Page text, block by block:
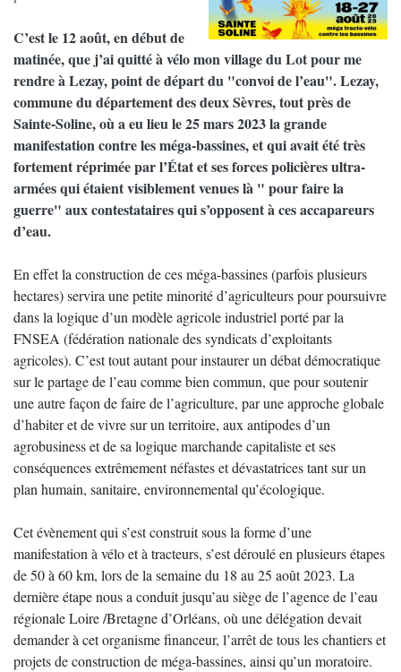
C’est le 12 août, en début de
matinée, que j’ai quitté à vélo mon village du Lot pour me
rendre à Lezay, point de départ du "convoi de l’eau". Lezay,
commune du département des deux Sèvres, tout près de
Sainte-Soline, où a eu lieu le 25 mars 2023 la grande
manifestation contre les méga-bassines, et qui avait été très
fortement réprimée par l’État et ses forces policières ultra-
armées qui étaient visiblement venues là " pour faire la
guerre" aux contestataires qui s’opposent à ces accapareurs
d’eau.
En effet la construction de ces méga-bassines (parfois plusieurs
hectares) servira une petite minorité d’agriculteurs pour poursuivre
dans la logique d’un modèle agricole industriel porté par la
FNSEA (fédération nationale des syndicats d’exploitants
agricoles). C’est tout autant pour instaurer un débat démocratique
sur le partage de l’eau comme bien commun, que pour soutenir
une autre façon de faire de l’agriculture, par une approche globale
d’habiter et de vivre sur un territoire, aux antipodes d’un
agrobusiness et de sa logique marchande capitaliste et ses
conséquences extrêmement néfastes et dévastatrices tant sur un
plan humain, sanitaire, environnemental qu’écologique.
Cet évènement qui s’est construit sous la forme d’une
manifestation à vélo et à tracteurs, s’est déroulé en plusieurs étapes
de 50 à 60 km, lors de la semaine du 18 au 25 août 2023. La
dernière étape nous a conduit jusqu’au siège de l’agence de l’eau
régionale Loire /Bretagne d’Orléans, où une délégation devait
demander à cet organisme financeur, l’arrêt de tous les chantiers et
projets de construction de méga-bassines, ainsi qu’un moratoire.